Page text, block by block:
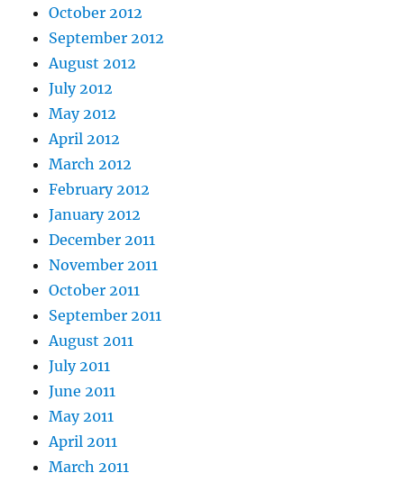
October 2012
September 2012
August 2012
July 2012
May 2012
April 2012
March 2012
February 2012
January 2012
December 2011
November 2011
October 2011
September 2011
August 2011
July 2011
June 2011
May 2011
April 2011
March 2011